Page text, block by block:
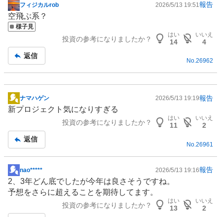
掲
示
板
フィジカルrob 2026/5/13 19:51 報告
空飛ぶ系？
様子見
投資の参考になりましたか？
はい
14
いいえ
4
返信
No.26962
掲
示
事
ナマハゲン 2026/5/13 19:19報告
新プロジェクト気になりすぎる
投資の参考になりましたか？
はい
11
いいえ
2
返信
No. 26961
掲
示
板
nao***** 2026/5/13 19:16報告
2、3年どん底でしたが今年は良さそうですね。
予想をさらに超えることを期待してます。
投資の参考になりましたか？
はい
13
いいえ
2